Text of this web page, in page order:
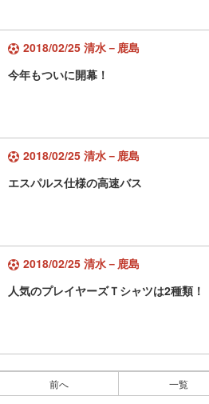
2018/02/25 清水－鹿島
今年もついに開幕！
2018/02/25 清水－鹿島
エスパルス仕様の高速バス
2018/02/25 清水－鹿島
人気のプレイヤーズＴシャツは2種類！
前へ 一覧